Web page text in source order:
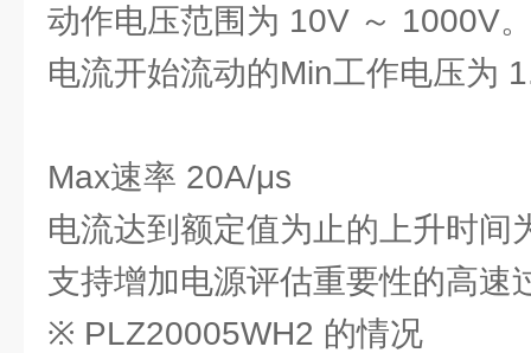
动作电压范围为 10V ～ 1000V
电流开始流动的Min工作电压为
Max速率 20A/μs
电流达到额定值为止的上升时
支持增加电源评估重要性的高速
※ PLZ20005WH2 的情况